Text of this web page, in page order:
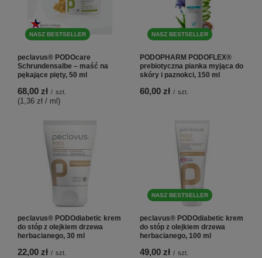
NASZ BESTSELLER
peclavus® PODOcare
Schrundensalbe – maść na
pękające pięty, 50 ml
68,00 zł / szt.
(1,36 zł / ml )
NASZ BESTSELLER
PODOPHARM PODOFLEX®
prebiotyczna pianka myjąca do
skóry i paznokci, 150 ml
60,00 zł / szt.
peclavus® PODOdiabetic krem
do stóp z olejkiem drzewa
herbacianego, 30 ml
22,00 zł / szt.
NASZ BESTSELLER
peclavus® PODOdiabetic krem
do stóp z olejkiem drzewa
herbacianego, 100 ml
49,00 zł / szt.